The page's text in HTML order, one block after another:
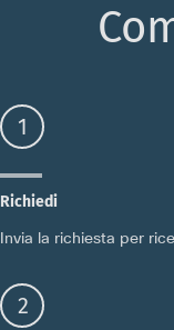
1
Richiedi
Invia la richiesta per
2